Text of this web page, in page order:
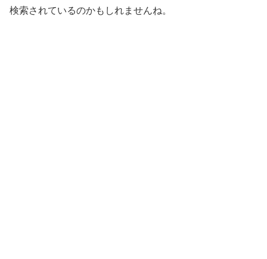
検索されているのかもしれませんね。